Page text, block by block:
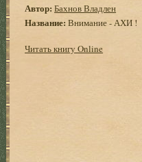
Автор: Бахнов Владлен
Название: Внимание - АХИ !
Читать книгу Online